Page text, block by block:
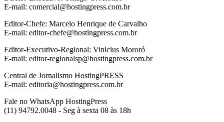
E-mail: comercial@hostingpress.com.br
Editor-Chefe: Marcelo Henrique de Carvalho
E-mail: editor-chefe@hostingpress.com.br
Editor-Executivo-Regional: Vinicius Mororó
E-mail: editor-regionalsp@hostingpress.com.br
Central de Jornalismo HostingPRESS
E-mail: editoria@hostingpress.com.br
Fale no WhatsApp HostingPress
(11) 94792.0048 - Seg à sexta 08 às 18h